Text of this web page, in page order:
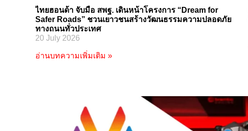
ไทยฮอนด้า จับมือ สพฐ. เดินหน้าโครงการ “Dream for
Safer Roads” ชวนเยาวชนสร้างวัฒนธรรมความปลอดภัย
ทางถนนทั่วประเทศ
20 July 2026
อ่านบทความเพิ่มเติม »